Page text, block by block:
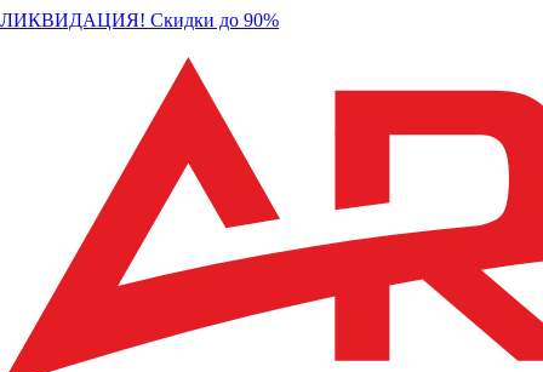
ЛИКВИДАЦИЯ! Скидки до 90%